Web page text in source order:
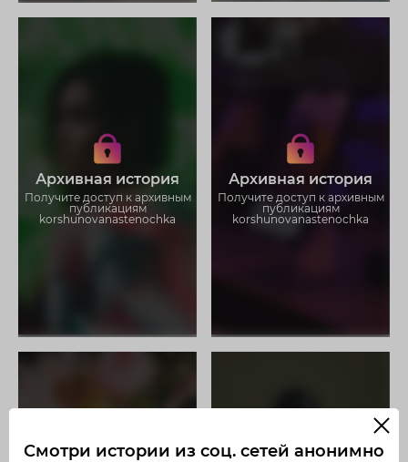
Архивная история
Получите доступ к архивным
публикациям
korshunovanastenochka
korshunovanastenochka
Загружайте истории без
ограничений
Архивная история
Получите доступ к архивным
публикациям
korshunovanastenochka
korshunovanastenochka
Загружайте истории без
ограничений
Смотри истории из соц. сетей анонимно